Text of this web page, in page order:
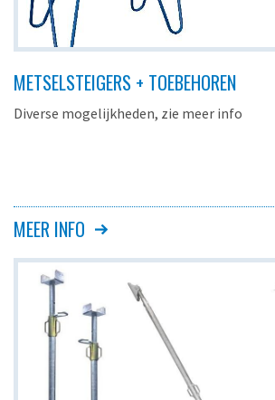
METSELSTEIGERS + TOEBEHOREN
Diverse mogelijkheden, zie meer info
MEER INFO